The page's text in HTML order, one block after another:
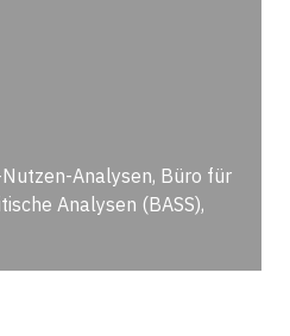
Analysen, Büro für
Analysen (BASS),